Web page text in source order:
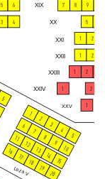
XIX
XX
XXI
XXII
XXIII
XXIV
XXV
Loża V
5 6 7 8 9
3 4 5
1 2
1 2
1 2
1 2
5
1
1
2
3
4
5
6
7
8
9
10
11
12
13
14
15
16
17
18
19
20